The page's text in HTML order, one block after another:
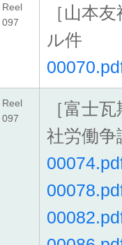
Reel
097
［山本
ル件
Reel
097
［富士
社労働